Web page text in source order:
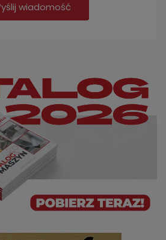
wiadomość